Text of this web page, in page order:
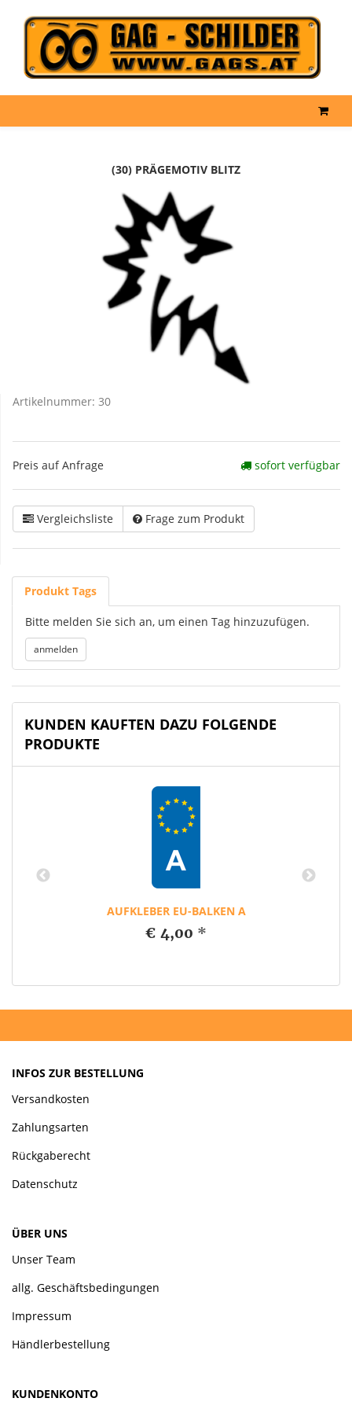
(30) PRÄGEMOTIV BLITZ
Artikelnummer: 30
Preis auf Anfrage sofort verfügbar
Vergleichsliste Frage zum Produkt
Produkt Tags
Bitte melden Sie sich an, um einen Tag hinzuzufügen.
KUNDEN KAUFTEN DAZU FOLGENDE
PRODUKTE
AUFKLEBER EU-BALKEN A
€ 4,00 *
INFOS ZUR BESTELLUNG
Versandkosten
Zahlungsarten
Rückgaberecht
Datenschutz
ÜBER UNS
Unser Team
allg. Geschäftsbedingungen
Impressum
Händlerbestellung
KUNDENKONTO